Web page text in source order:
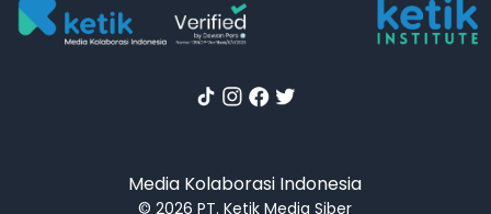
Media Kolaborasi Indonesia
© 2026 PT. Ketik Media Siber